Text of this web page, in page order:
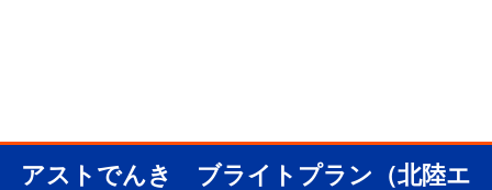
アストでんき ブライトプラン（北陸エ